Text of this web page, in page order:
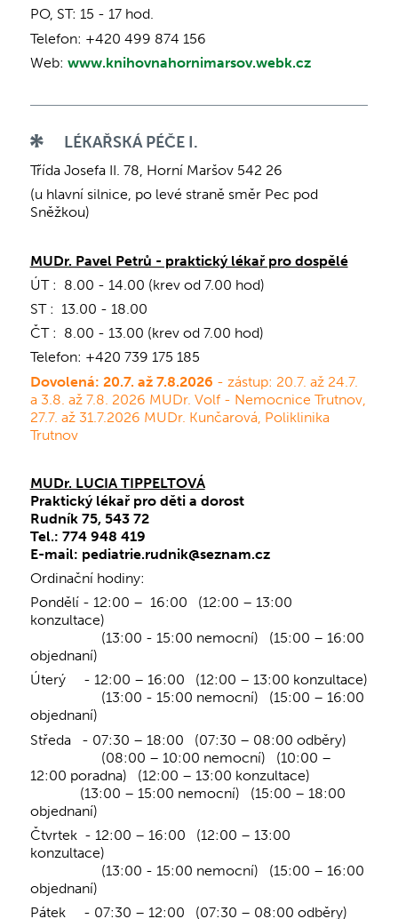
PO, ST: 15 - 17 hod.
Telefon: +420 499 874 156
Web: www.knihovnahornimarsov.webk.cz
LÉKAŘSKÁ PÉČE I.
Třída Josefa II. 78, Horní Maršov 542 26
(u hlavní silnice, po levé straně směr Pec pod
Sněžkou)
MUDr. Pavel Petrů - praktický lékař pro dospělé
ÚT : 8.00 - 14.00 (krev od 7.00 hod)
ST : 13.00 - 18.00
ČT : 8.00 - 13.00 (krev od 7.00 hod)
Telefon: +420 739 175 185
Dovolená: 20.7. až 7.8.2026 - zástup: 20.7. až 24.7.
a 3.8. až 7.8. 2026 MUDr. Volf - Nemocnice Trutnov,
27.7. až 31.7.2026 MUDr. Kunčarová, Poliklinika
Trutnov
MUDr. LUCIA TIPPELTOVÁ
Praktický lékař pro děti a dorost
Rudník 75, 543 72
Tel.: 774 948 419
E-mail: pediatrie.rudnik@seznam.cz
Ordinační hodiny:
Pondělí - 12:00 – 16:00 (12:00 – 13:00
konzultace)
(13:00 - 15:00 nemocní) (15:00 – 16:00
objednaní)
Úterý - 12:00 – 16:00 (12:00 – 13:00 konzultace)
(13:00 - 15:00 nemocní) (15:00 – 16:00
objednaní)
Středa - 07:30 – 18:00 (07:30 – 08:00 odběry)
(08:00 – 10:00 nemocní) (10:00 –
12:00 poradna) (12:00 – 13:00 konzultace)
(13:00 – 15:00 nemocní) (15:00 – 18:00
objednaní)
Čtvrtek - 12:00 – 16:00 (12:00 – 13:00
konzultace)
(13:00 - 15:00 nemocní) (15:00 – 16:00
objednaní)
Pátek - 07:30 – 12:00 (07:30 – 08:00 odběry)